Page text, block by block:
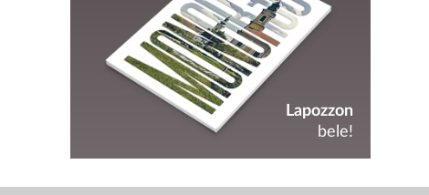
Lapozzon
bele!